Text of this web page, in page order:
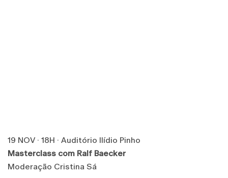
19 NOV · 18H · Auditório Ilídio Pinho
Masterclass com Ralf Baecker
Moderação Cristina Sá